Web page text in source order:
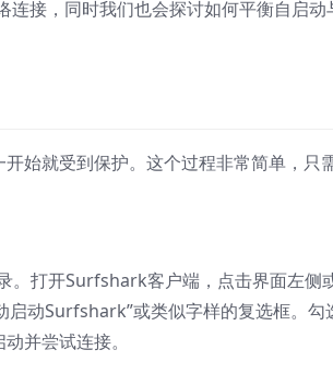
连接，同时我们也会探讨如何平衡自启动
始就受到保护。这个过程非常简单，只
打开Surfshark客户端，点击界面左侧
启动Surfshark”或类似字样的复选框。勾
并尝试连接。